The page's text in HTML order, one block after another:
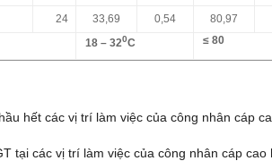
24 33,69 0,54 80,97
18 – 320C ≤ 80
hết các vị trí làm việc của công nhân cáp
tại các vị trí làm việc của công nhân cáp